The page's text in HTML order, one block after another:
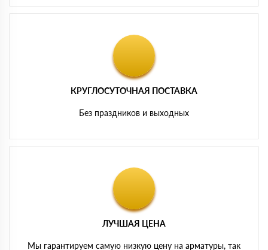
КРУГЛОСУТОЧНАЯ ПОСТАВКА
Без праздников и выходных
ЛУЧШАЯ ЦЕНА
Мы гарантируем самую низкую цену на арматуры, так